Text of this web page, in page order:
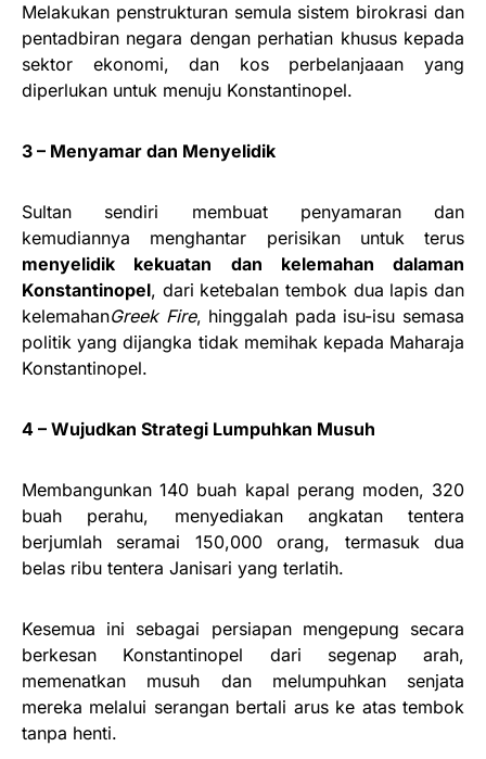
Melakukan penstrukturan semula sistem birokrasi dan
pentadbiran negara dengan perhatian khusus kepada
sektor ekonomi, dan kos perbelanjaaan yang
diperlukan untuk menuju Konstantinopel.
3 – Menyamar dan Menyelidik
Sultan sendiri membuat penyamaran dan
kemudiannya menghantar perisikan untuk terus
menyelidik kekuatan dan kelemahan dalaman
Konstantinopel, dari ketebalan tembok dua lapis dan
kelemahanGreek Fire, hinggalah pada isu-isu semasa
politik yang dijangka tidak memihak kepada Maharaja
Konstantinopel.
4 – Wujudkan Strategi Lumpuhkan Musuh
Membangunkan 140 buah kapal perang moden, 320
buah perahu, menyediakan angkatan tentera
berjumlah seramai 150,000 orang, termasuk dua
belas ribu tentera Janisari yang terlatih.
Kesemua ini sebagai persiapan mengepung secara
berkesan Konstantinopel dari segenap arah,
memenatkan musuh dan melumpuhkan senjata
mereka melalui serangan bertali arus ke atas tembok
tanpa henti.